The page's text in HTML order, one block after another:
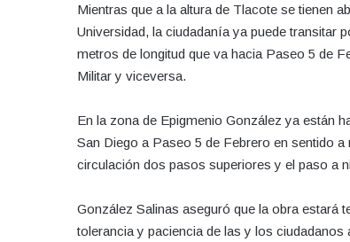
Mientras que a la altura de Tlacote se tienen
Universidad, la ciudadanía ya puede transitar
metros de longitud que va hacia Paseo 5 de
Militar y viceversa.
En la zona de Epigmenio González ya están
San Diego a Paseo 5 de Febrero en sentido
circulación dos pasos superiores y el paso a
González Salinas aseguró que la obra estará
tolerancia y paciencia de las y los ciudadanos